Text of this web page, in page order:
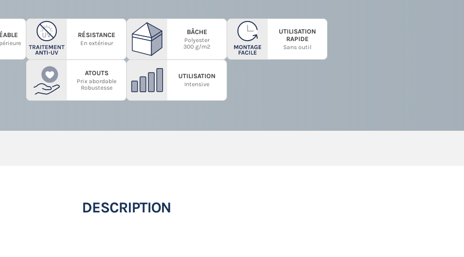
RÉSISTANCE
En extérieur
BÂCHE
Polyester
300 g/m2
UTILISATION
RAPIDE
Sans outil
ATOUTS
Prix abordable
Robustesse
UTILISATION
Intensive
DESCRIPTION